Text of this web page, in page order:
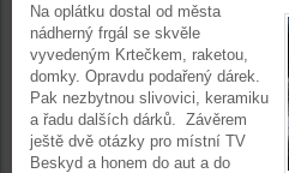
Na oplátku dostal od města
nádherný frgál se skvěle
vyvedeným Krtečkem, raketou,
domky. Opravdu podařený dárek.
Pak nezbytnou slivovici, keramiku
a řadu dalších dárků. Závěrem
ještě dvě otázky pro místní TV
Beskyd a honem do aut a do